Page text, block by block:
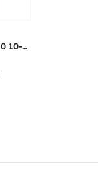
Husa Samsung Galaxy Note 10 10-5G Clear View Cover roz ZN970CPEGWW originala